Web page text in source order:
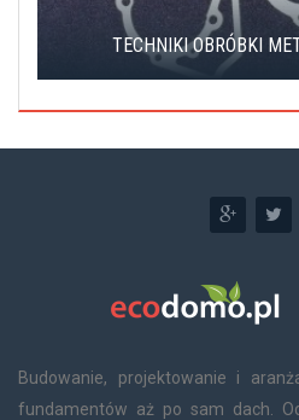
TECHNIKI OBRÓBKI
Budowanie, projektowanie i
fundamentów aż po sam dach.